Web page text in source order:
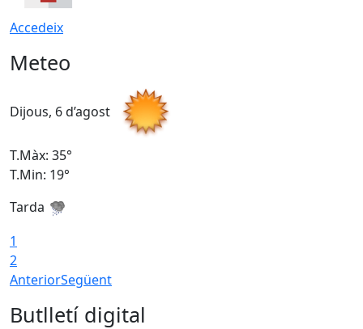
Accedeix
Meteo
Dijous, 6 d’agost
T.Màx: 35°
T.Min: 19°
Tarda
1
2
AnteriorSegüent
Butlletí digital